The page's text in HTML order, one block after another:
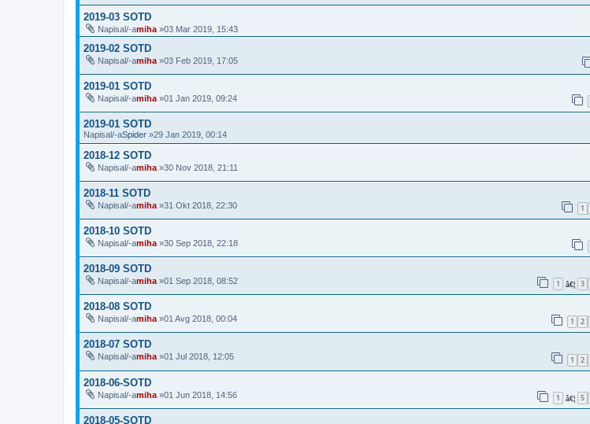
2019-03 SOTD
Napisal/-amiha »03 Mar 2019, 15:43
2019-02 SOTD
Napisal/-amiha »03 Feb 2019, 17:05
2019-01 SOTD
Napisal/-amiha »01 Jan 2019, 09:24
2019-01 SOTD
Napisal/-aSpider »29 Jan 2019, 00:14
2018-12 SOTD
Napisal/-amiha »30 Nov 2018, 21:11
2018-11 SOTD
Napisal/-amiha »31 Okt 2018, 22:30 1
2018-10 SOTD
Napisal/-amiha »30 Sep 2018, 22:18
2018-09 SOTD
Napisal/-amiha »01 Sep 2018, 08:52 1 â€¦ 3
2018-08 SOTD
Napisal/-amiha »01 Avg 2018, 00:04 1 2
2018-07 SOTD
Napisal/-amiha»01 Jul 2018, 12:05 1 2
2018-06-SOTD
Napisal/-amiha »01 Jun 2018, 14:56 1 â€¦ 5
2018-05-SOTD